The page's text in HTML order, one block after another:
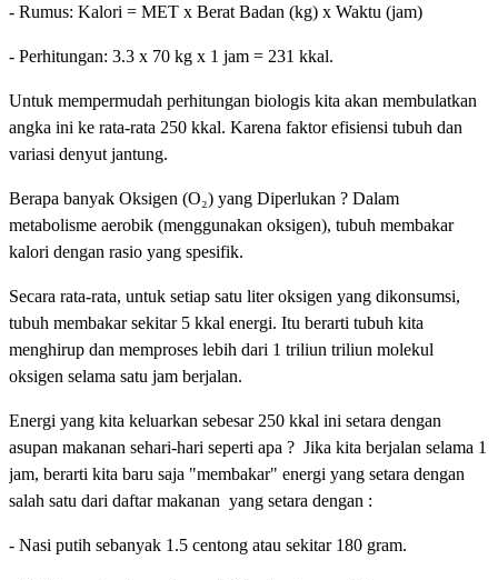
- Rumus: Kalori = MET x Berat Badan (kg) x Waktu (jam)
- Perhitungan: 3.3 x 70 kg x 1 jam = 231 kkal.
Untuk mempermudah perhitungan biologis kita akan membulatkan
angka ini ke rata-rata 250 kkal. Karena faktor efisiensi tubuh dan
variasi denyut jantung.
Berapa banyak Oksigen (O₂) yang Diperlukan ? Dalam
metabolisme aerobik (menggunakan oksigen), tubuh membakar
kalori dengan rasio yang spesifik.
Secara rata-rata, untuk setiap satu liter oksigen yang dikonsumsi,
tubuh membakar sekitar 5 kkal energi. Itu berarti tubuh kita
menghirup dan memproses lebih dari 1 triliun triliun molekul
oksigen selama satu jam berjalan.
Energi yang kita keluarkan sebesar 250 kkal ini setara dengan
asupan makanan sehari-hari seperti apa ? Jika kita berjalan selama 1
jam, berarti kita baru saja "membakar" energi yang setara dengan
salah satu dari daftar makanan yang setara dengan :
- Nasi putih sebanyak 1.5 centong atau sekitar 180 gram.